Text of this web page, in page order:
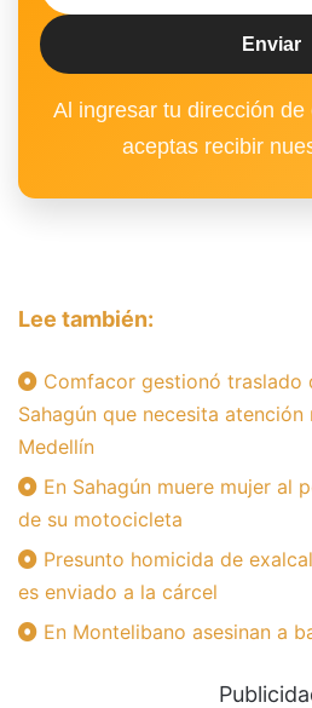
Al ingresar tu dirección
aceptas recibir
Lee también:
Comfacor gestionó traslado
Sahagún que necesita atención
Medellín
En Sahagún muere mujer al
de su motocicleta
Presunto homicida de
es enviado a la cárcel
En Montelibano asesinan a